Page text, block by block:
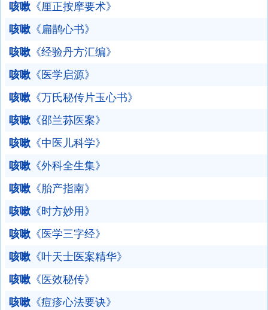
咳嗽 《厘正按摩要术》
咳嗽 《扁鹊心书》
咳嗽 《经验丹方汇编》
咳嗽 《医学启源》
咳嗽 《万氏秘传片玉心书》
咳嗽 《邵兰荪医案》
咳嗽 《中医儿科学》
咳嗽 《外科全生集》
咳嗽 《胎产指南》
咳嗽 《时方妙用》
咳嗽 《医学三字经》
咳嗽 《叶天士医案精华》
咳嗽 《医效秘传》
咳嗽 《痘疹心法要诀》